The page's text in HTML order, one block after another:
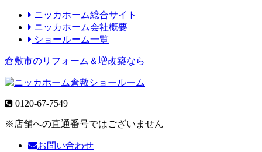
ニッカホーム総合サイト
ニッカホーム会社概要
ショールーム一覧
倉敷市のリフォーム＆増改築なら
0120-67-7549
※店舗への直通番号ではございません
お問い合わせ